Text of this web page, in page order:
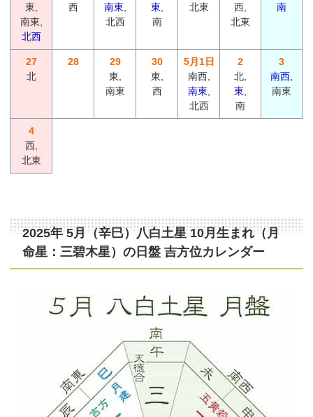
東,
南東,
北西
西
南東
北西
東
南
北東
西,
北東
南
27
北
28
29
東,
南東
30
東,
西
5月1日
南西,
南東
北西
2
北,
東
南
3
南西
南東
4
西,
北東
2025年 5月（辛巳）八白土星 10月生まれ（月
命星：三碧木星）の日盤 吉方位カレンダー